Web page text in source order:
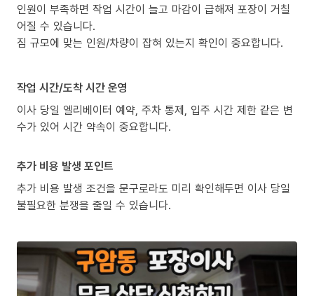
인원이 부족하면 작업 시간이 늘고 마감이 급해져 포장이 거칠
어질 수 있습니다.
짐 규모에 맞는 인원/차량이 잡혀 있는지 확인이 중요합니다.
작업 시간/도착 시간 운영
이사 당일 엘리베이터 예약, 주차 통제, 입주 시간 제한 같은 변
수가 있어 시간 약속이 중요합니다.
추가 비용 발생 포인트
추가 비용 발생 조건을 문구로라도 미리 확인해두면 이사 당일
불필요한 분쟁을 줄일 수 있습니다.